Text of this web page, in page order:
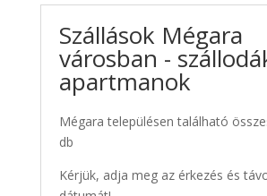
Szállások Mégara
városban -
apartmanok
Mégara településen található
db
Kérjük, adja meg az érkezés és